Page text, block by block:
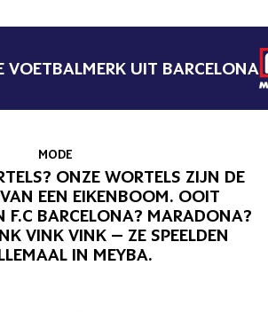
MODE
VOETBALMERK UIT BARCELONA
ONZE WORTELS ZIJN DE
EEN EIKENBOOM. OOIT
F.C BARCELONA? MARADONA?
VINK VINK – ZE SPEELDEN
IN MEYBA.